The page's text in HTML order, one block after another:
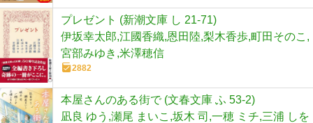
プレゼント (新潮文庫 し 21-71)
伊坂幸太郎,江國香織,恩田陸,梨木香歩,町田そのこ,
宮部みゆき,米澤穂信
2882
本屋さんのある街で (文春文庫 ふ 53-2)
凪良 ゆう,瀬尾 まいこ,坂木 司,一穂 ミチ,三浦 しを